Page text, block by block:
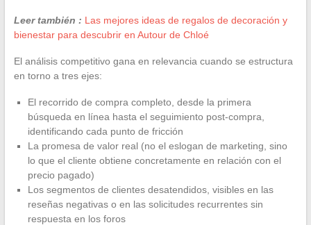
Leer también : Las mejores ideas de regalos de decoración y
bienestar para descubrir en Autour de Chloé
El análisis competitivo gana en relevancia cuando se estructura
en torno a tres ejes:
El recorrido de compra completo, desde la primera
búsqueda en línea hasta el seguimiento post-compra,
identificando cada punto de fricción
La promesa de valor real (no el eslogan de marketing, sino
lo que el cliente obtiene concretamente en relación con el
precio pagado)
Los segmentos de clientes desatendidos, visibles en las
reseñas negativas o en las solicitudes recurrentes sin
respuesta en los foros